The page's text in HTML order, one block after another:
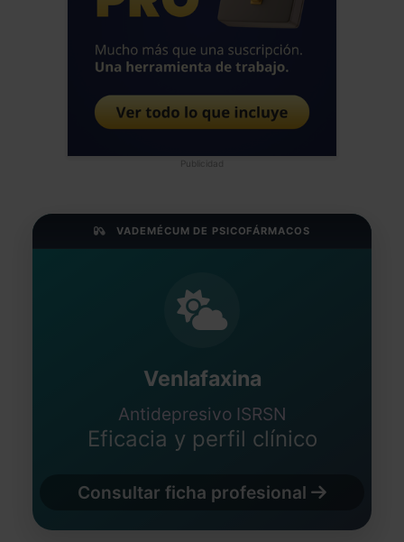
Publicidad
VADEMÉCUM DE PSICOFÁRMACOS
Venlafaxina
Antidepresivo ISRSN
Eficacia y perfil clínico
Consultar ficha profesional